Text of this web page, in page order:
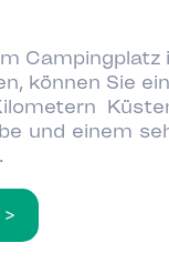
Campingplatz
können Sie
und einem